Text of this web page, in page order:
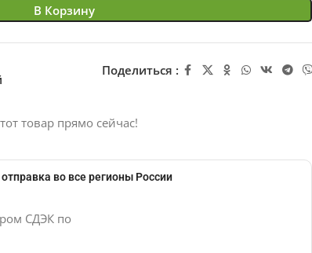
В Корзину
Поделиться :
товар прямо сейчас!
во все регионы России
СДЭК по